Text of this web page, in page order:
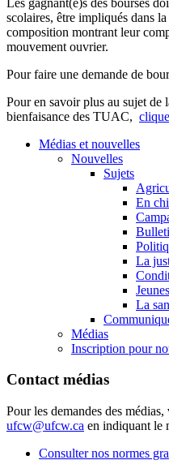
scolaires, être impliqués dans
composition montrant leur
mouvement ouvrier.
Pour faire une demande de
Pour en savoir plus au sujet de
bienfaisance des TUAC,
Médias et nouvelles
Nouvelles
Sujets
En
La
La
Médias
Inscription pour
Contact médias
Pour les demandes des
ufcw@ufcw.ca en indiquant le
Consulter nos normes